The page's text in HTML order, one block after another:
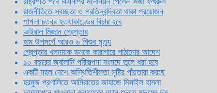
রাজনীতিতে স্বচ্ছতা ও প্রতিদ্বন্দ্বিতা থাকা প্রয়োজন
শাপলা চত্বর হত্যাকাণ্ডের বিচার হবে
ভাইরাল মিজান গ্রেপ্তার
হাম উপসর্গে আরও ৬ শিশুর মৃত্যু
গ্রেপ্তার খলনায়ক ডনকে কারাগারে পাঠানোর আদেশ
১০ বছরের জ্বালানি পরিকল্পনা সংসদে তুলে ধরা হবে
একটি মহল দেশে অস্থিতিশীলতা সৃষ্টির পাঁয়তারা করছে
হরমুজ প্রণালিতে আমিরাতের জাহাজে মিসাইল হামলা